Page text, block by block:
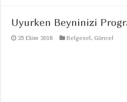
Uyurken Beyninizi
25 Ekim 2018 Belgesel,Güncel